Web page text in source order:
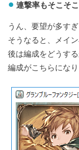
連撃率もそこそ
うん、要望が多す
そうなると、メイ
後は編成をどうす
編成がこちらにな